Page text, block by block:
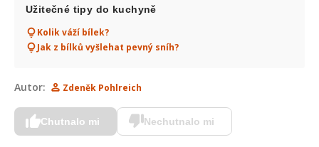
Užitečné tipy do kuchyně
Kolik váží bílek?
Jak z bílků vyšlehat pevný sníh?
Autor: Zdeněk Pohlreich
Chutnalo mi Nechutnalo mi